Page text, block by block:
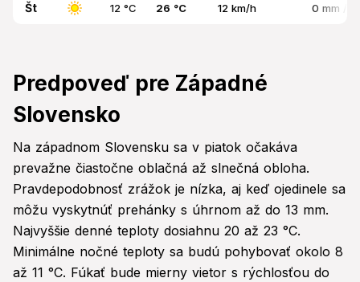
Št 12 °C 26 °C 12 km/h 0 mm /
Predpoveď pre Západné
Slovensko
Na západnom Slovensku sa v piatok očakáva
prevažne čiastočne oblačná až slnečná obloha.
Pravdepodobnosť zrážok je nízka, aj keď ojedinele sa
môžu vyskytnúť prehánky s úhrnom až do 13 mm.
Najvyššie denné teploty dosiahnu 20 až 23 °C.
Minimálne nočné teploty sa budú pohybovať okolo 8
až 11 °C. Fúkať bude mierny vietor s rýchlosťou do